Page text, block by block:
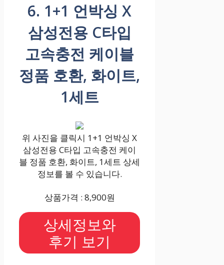
6. 1+1 언박싱 X
삼성전용 C타입
고속충전 케이블
정품 호환, 화이트,
1세트
위 사진을 클릭시 1+1 언박싱 X
삼성전용 C타입 고속충전 케이
블 정품 호환, 화이트, 1세트 상세
정보를 볼 수 있습니다.
상품가격 : 8,900원
상세정보와
후기 보기